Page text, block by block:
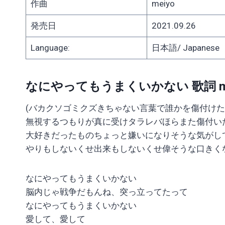
作曲 meiyo
発売日 2021.09.26
Language: 日本語/ Japanese
なにやってもうまくいかない 歌詞
(バカクソゴミクズきちゃない言葉で誰かを傷付けた
無視するつもりが真に受けタラレバほらまた傷付い
大好きだったものちょっと嫌いになりそうな気がし
やりもしないくせ出来もしないくせ偉そうな口きく
なにやってもうまくいかない
脳内じゃ戦争だもんね、突っ立ってたって
なにやってもうまくいかない
愛して、愛して